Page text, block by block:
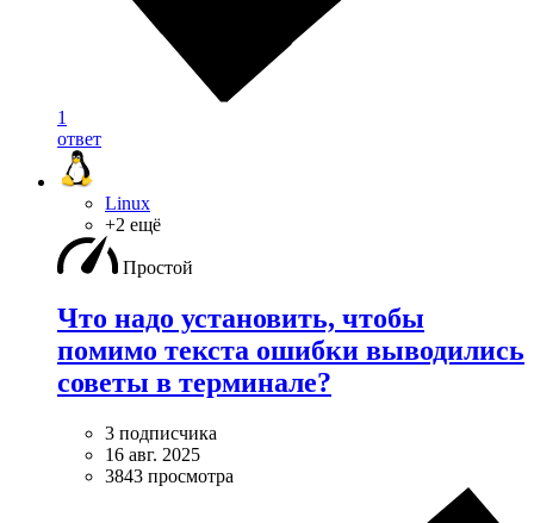
1
ответ
Linux
+2 ещё
Простой
Что надо установить, чтобы
помимо текста ошибки выводились
советы в терминале?
3 подписчика
16 авг. 2025
3843 просмотра